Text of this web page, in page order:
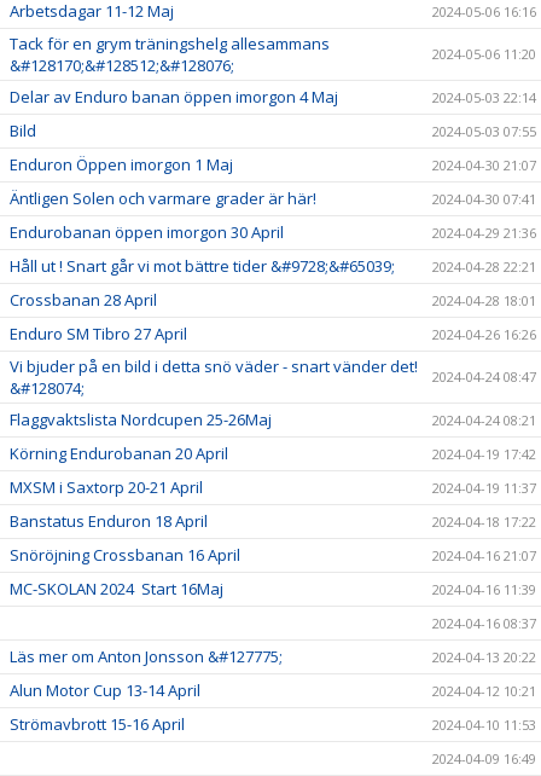
Arbetsdagar 11-12 Maj 2024-05-06 16:16
Tack för en grym träningshelg allesammans
&#128170;&#128512;&#128076;
2024-05-06 11:20
Delar av Enduro banan öppen imorgon 4 Maj 2024-05-03 22:14
Bild 2024-05-03 07:55
Enduron Öppen imorgon 1 Maj 2024-04-30 21:07
Äntligen Solen och varmare grader är här! 2024-04-30 07:41
Endurobanan öppen imorgon 30 April 2024-04-29 21:36
Håll ut ! Snart går vi mot bättre tider &#9728;&#65039; 2024-04-28 22:21
Crossbanan 28 April 2024-04-28 18:01
Enduro SM Tibro 27 April 2024-04-26 16:26
Vi bjuder på en bild i detta snö väder - snart vänder det!
&#128074;
2024-04-24 08:47
Flaggvaktslista Nordcupen 25-26Maj 2024-04-24 08:21
Körning Endurobanan 20 April 2024-04-19 17:42
MXSM i Saxtorp 20-21 April 2024-04-19 11:37
Banstatus Enduron 18 April 2024-04-18 17:22
Snöröjning Crossbanan 16 April 2024-04-16 21:07
MC-SKOLAN 2024 Start 16Maj
2024-04-16 11:39
2024-04-16 08:37
Läs mer om Anton Jonsson &#127775; 2024-04-13 20:22
Alun Motor Cup 13-14 April 2024-04-12 10:21
Strömavbrott 15-16 April
2024-04-10 11:53
2024-04-09 16:49